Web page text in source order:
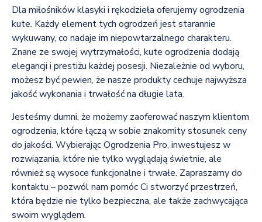
Dla miłośników klasyki i rękodzieła oferujemy ogrodzenia
kute. Każdy element tych ogrodzeń jest starannie
wykuwany, co nadaje im niepowtarzalnego charakteru.
Znane ze swojej wytrzymałości, kute ogrodzenia dodają
elegancji i prestiżu każdej posesji. Niezależnie od wyboru,
możesz być pewien, że nasze produkty cechuje najwyższa
jakość wykonania i trwałość na długie lata.
Jesteśmy dumni, że możemy zaoferować naszym klientom
ogrodzenia, które łączą w sobie znakomity stosunek ceny
do jakości. Wybierając Ogrodzenia Pro, inwestujesz w
rozwiązania, które nie tylko wyglądają świetnie, ale
również są wysoce funkcjonalne i trwałe. Zapraszamy do
kontaktu – pozwól nam pomóc Ci stworzyć przestrzeń,
która będzie nie tylko bezpieczna, ale także zachwycająca
swoim wyglądem.